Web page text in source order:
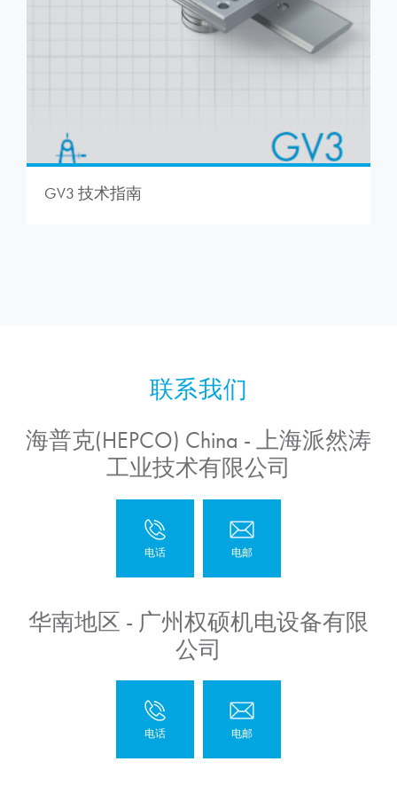
GV3 技术指南
海普克(HEPCO) China - 上海派然涛
工业技术有限公司
华南地区 - 广州权硕机电设备有限
公司